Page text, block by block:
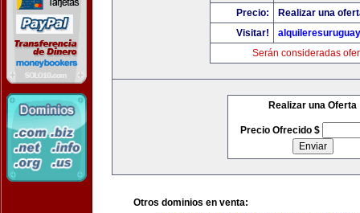
Precio:
Realizar una
Visitar!
Serán consideradas
Realizar una Oferta
Precio Ofrecido $
Otros dominios en venta: